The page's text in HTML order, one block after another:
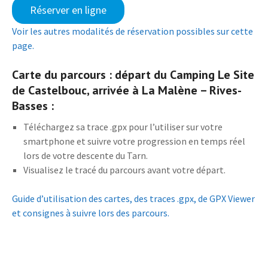
Réserver en ligne
Voir les autres modalités de réservation possibles sur cette
page.
Carte du parcours : départ du Camping Le Site
de Castelbouc, arrivée à La Malène – Rives-
Basses :
Téléchargez sa trace .gpx pour l’utiliser sur votre
smartphone et suivre votre progression en temps réel
lors de votre descente du Tarn.
Visualisez le tracé du parcours avant votre départ.
Guide d’utilisation des cartes, des traces .gpx, de GPX Viewer
et consignes à suivre lors des parcours.